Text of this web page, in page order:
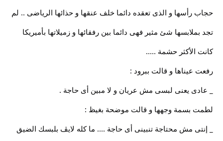
حجاب رأسها و الذى تعقده دائما خلف عنقها و حذائها الرياضى .. لم
تجد بملابسها شئ مثير فهى دائما بين رفقائها و زميلاتها بأميريكا
كانت الأكثر حشمة .....
رفعت عيناها و قالت ببرود :
_ عادى يعنى لبسى مش عريان و لا مبين أى حاجة .
لطمت بسمة وجهها و قالت موضحة بغيظ :
_ إنتى مش محتاجة تنبينى أى حاجة .... ما كله لايڤ بلبسك الضيق